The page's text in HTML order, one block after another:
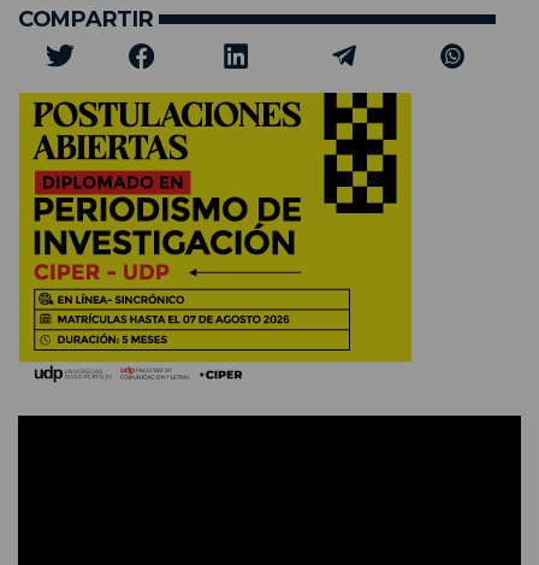
COMPARTIR